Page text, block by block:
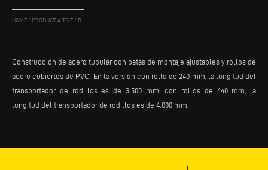
HOME / PRODUCT A TO Z / R
Construcción de acero tubular con patas de montaje ajustables y rollos de
acero cubiertos de PVC. En la versión con rollo de 240 mm, la longitud del
transportador de rodillos es de 3.500 mm; con rollos de 440 mm, la
longitud del transportador de rodillos es de 4.000 mm.